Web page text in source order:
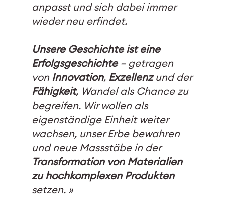
anpasst und sich dabei immer
wieder neu erfindet.
Unsere Geschichte ist eine
Erfolgsgeschichte– getragen
von Innovation, Exzellenzund der
Fähigkeit, Wandel als Chance zu
begreifen. Wir wollen als
eigenständige Einheit weiter
wachsen, unser Erbe bewahren
und neue Massstäbe in der
Transformation von Materialien
zu hochkomplexen Produkten
setzen. »